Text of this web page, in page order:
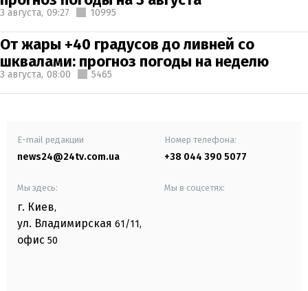
3 августа, 09:27 10995
От жары +40 градусов до ливней со
шквалами: прогноз погоды на неделю
3 августа, 08:00 5465
E-mail редакции
news24@24tv.com.ua
Номер телефона:
+38 044 390 5077
Мы здесь:
г. Киев,
ул. Владимирская 61/11,
офис 50
Мы в соцсетях: